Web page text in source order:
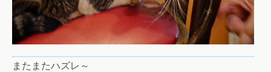
またまたハズレ～